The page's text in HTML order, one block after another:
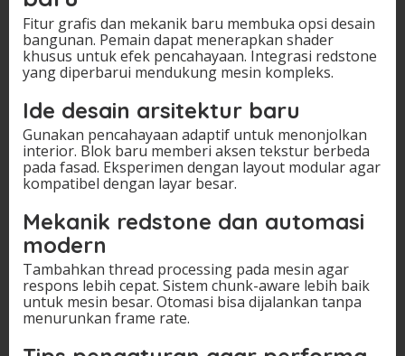
Fitur grafis dan mekanik baru membuka opsi desain
bangunan. Pemain dapat menerapkan shader
khusus untuk efek pencahayaan. Integrasi redstone
yang diperbarui mendukung mesin kompleks.
Ide desain arsitektur baru
Gunakan pencahayaan adaptif untuk menonjolkan
interior. Blok baru memberi aksen tekstur berbeda
pada fasad. Eksperimen dengan layout modular agar
kompatibel dengan layar besar.
Mekanik redstone dan automasi
modern
Tambahkan thread processing pada mesin agar
respons lebih cepat. Sistem chunk-aware lebih baik
untuk mesin besar. Otomasi bisa dijalankan tanpa
menurunkan frame rate.